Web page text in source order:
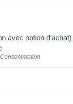
avec option
(ouverture dans un